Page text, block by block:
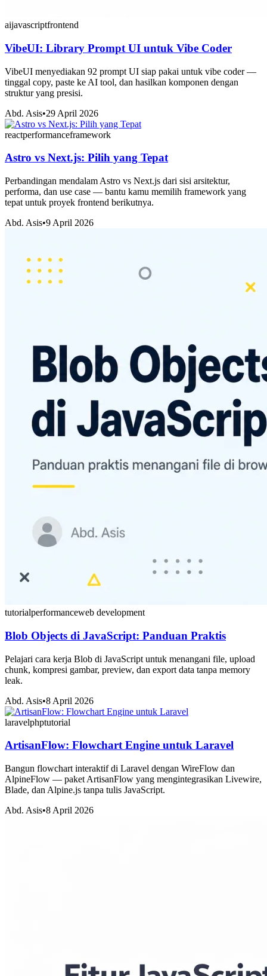
aijavascriptfrontend
VibeUI: Library Prompt UI untuk Vibe Coder
VibeUI menyediakan 92 prompt UI siap pakai untuk vibe coder —
tinggal copy, paste ke AI tool, dan hasilkan komponen dengan
struktur yang presisi.
Abd. Asis•29 April 2026
reactperformanceframework
Astro vs Next.js: Pilih yang Tepat
Perbandingan mendalam Astro vs Next.js dari sisi arsitektur,
performa, dan use case — bantu kamu memilih framework yang
tepat untuk proyek frontend berikutnya.
Abd. Asis•9 April 2026
tutorialperformanceweb development
Blob Objects di JavaScript: Panduan Praktis
Pelajari cara kerja Blob di JavaScript untuk menangani file, upload
chunk, kompresi gambar, preview, dan export data tanpa memory
leak.
Abd. Asis•8 April 2026
laravelphptutorial
ArtisanFlow: Flowchart Engine untuk Laravel
Bangun flowchart interaktif di Laravel dengan WireFlow dan
AlpineFlow — paket ArtisanFlow yang mengintegrasikan Livewire,
Blade, dan Alpine.js tanpa tulis JavaScript.
Abd. Asis•8 April 2026